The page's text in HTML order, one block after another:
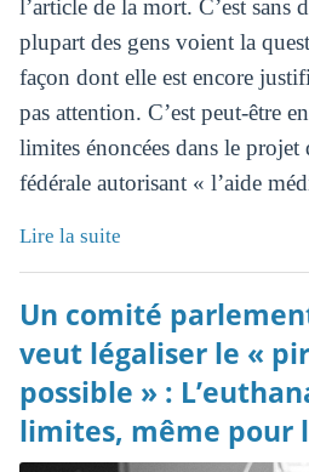
l’article de la mort. C’est sans
plupart des gens voient la
façon dont elle est encore
pas attention. C’est peut-être
limites énoncées dans le
fédérale autorisant « l’aide
Lire la suite
Un comité
veut légaliser le «
possible » :
limites, même pour